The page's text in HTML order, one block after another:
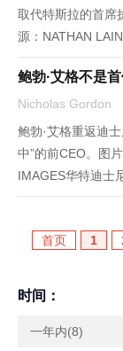
取代特斯拉的首席
源：NATHAN
特斯拉（Tesla）
榜单上的排名不断
鲍勃·艾格不是
Nicholas Gordon
鲍勃·艾格重返迪
中”的前CEO。图
IMAGES华特迪士
聘用了鲍勃·艾格
首页
1
时间：
一年内(8)